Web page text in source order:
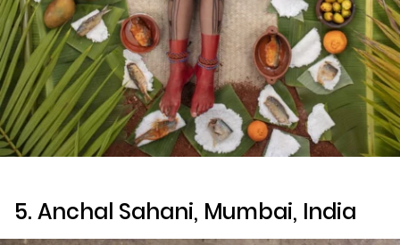
5. Anchal Sahani, Mumbai, India